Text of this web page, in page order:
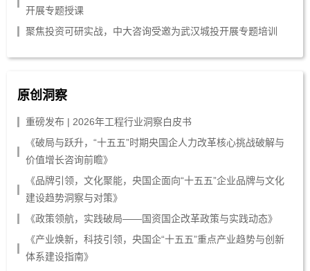
开展专题授课
聚焦投资可研实战，中大咨询受邀为武汉城投开展专题培训
原创洞察
重磅发布 | 2026年工程行业洞察白皮书
《破局与跃升，“十五五”时期央国企人力改革核心挑战破解与
价值增长咨询前瞻》
《品牌引领，文化聚能，央国企面向“十五五”企业品牌与文化
建设趋势洞察与对策》
《政策领航，实践破局——国资国企改革政策与实践动态》
《产业焕新，科技引领，央国企“十五五”重点产业趋势与创新
体系建设指南》